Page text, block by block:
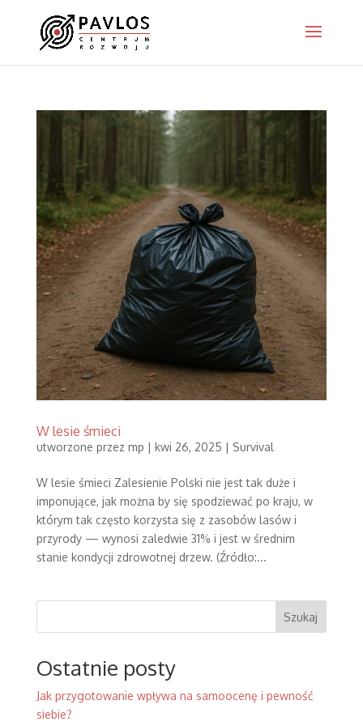
W lesie śmieci
utworzone przez mp | kwi 26, 2025 | Survival
W lesie śmieci Zalesienie Polski nie jest tak duże i
imponujące, jak można by się spodziewać po kraju, w
którym tak często korzysta się z zasobów lasów i
przyrody — wynosi zaledwie 31% i jest w średnim
stanie kondycji zdrowotnej drzew. (Źródło:...
Szukaj
Ostatnie posty
Jak przygotowanie wpływa na samoocenę i pewność
siebie?